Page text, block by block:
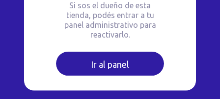
Si sos el dueño de esta
tienda, podés entrar a tu
panel administrativo para
reactivarlo.
Ir al panel